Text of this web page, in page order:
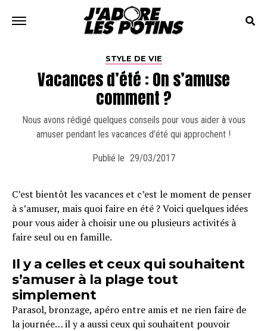
STYLE DE VIE
Vacances d’été : On s’amuse
comment ?
Nous avons rédigé quelques conseils pour vous aider à vous
amuser pendant les vacances d’été qui approchent !
Publié le 29/03/2017
C’est bientôt les vacances et c’est le moment de penser
à s’amuser, mais quoi faire en été ? Voici quelques idées
pour vous aider à choisir une ou plusieurs activités à
faire seul ou en famille.
Il y a celles et ceux qui souhaitent
s’amuser à la plage tout
simplement
Parasol, bronzage, apéro entre amis et ne rien faire de
la journée… il y a aussi ceux qui souhaitent pouvoir